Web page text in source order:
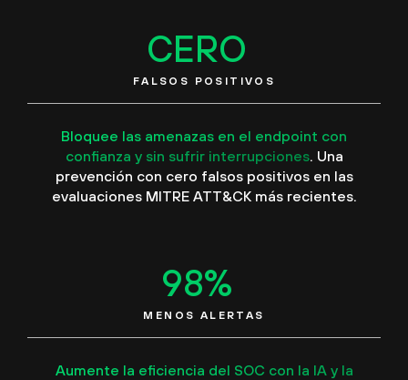
CERO
FALSOS POSITIVOS
Bloquee las amenazas en el endpoint con
confianza y sin sufrir interrupciones. Una
prevención con cero falsos positivos en las
evaluaciones MITRE ATT&CK más recientes.
98%
MENOS ALERTAS
Aumente la eficiencia del SOC con la IA y la